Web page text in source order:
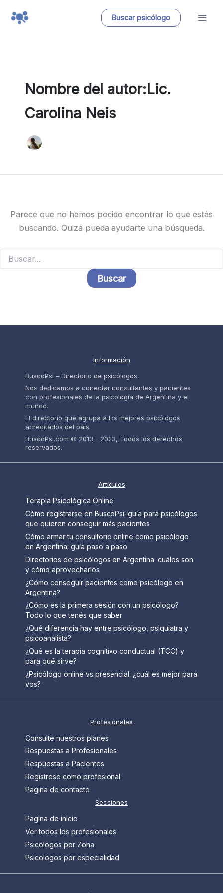
Buscar psicólogo
Nombre del autor:Lic.
Carolina Neis
Parece que no hemos podido encontrar lo que estás
buscando. Quizá pueda ayudarte una búsqueda.
por:
Información
BuscoPsi – Directorio de psicólogos.
Nos dedicamos a conectar consultantes y pacientes
con profesionales de la psicología de Argentina y el
mundo.
El directorio que agrupa a los mejores psicólogos
acreditados del país.
BuscoPsi.com © 2013 - 2033, Todos los derechos
reservados.
Artículos
Terapia Psicológica Online
Cómo registrarse en BuscoPsi: guía para psicólogos
que quieren conseguir más pacientes
Cómo armar tu consultorio online como psicólogo
en Argentina: guía paso a paso
Directorios de psicólogos en Argentina: cuáles son
y cómo aprovecharlos
¿Cómo conseguir pacientes como psicólogo en
Argentina?
¿Cómo es la primera sesión con un psicólogo?
Todo lo que tenés que saber
¿Qué diferencia hay entre psicólogo, psiquiatra y
psicoanalista?
¿Qué es la terapia cognitivo conductual (TCC) y
para qué sirve?
¿Psicólogo online vs presencial: ¿cuál es mejor para
vos?
Profesionales
Consulte nuestros planes
Respuestas a Profesionales
Respuestas a Pacientes
Registrese como profesional
Pagina de contacto
Secciones
Pagina de inicio
Ver todos los profesionales
Psicologos por Zona
Psicologos por especialidad